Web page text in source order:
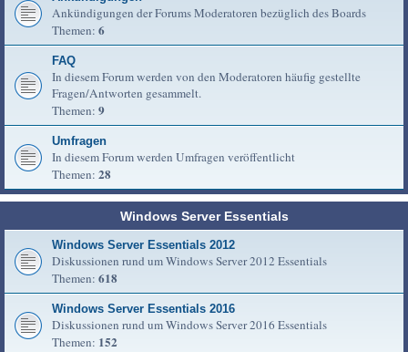
Ankündigungen der Forums Moderatoren bezüglich des Boards
Themen: 6
FAQ
In diesem Forum werden von den Moderatoren häufig gestellte
Fragen/Antworten gesammelt.
Themen: 9
Umfragen
In diesem Forum werden Umfragen veröffentlicht
Themen: 28
Windows Server Essentials
Windows Server Essentials 2012
Diskussionen rund um Windows Server 2012 Essentials
Themen: 618
Windows Server Essentials 2016
Diskussionen rund um Windows Server 2016 Essentials
Themen: 152